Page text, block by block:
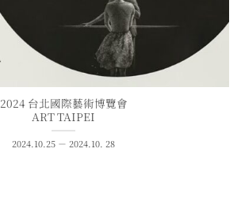
2024 台北國際藝術博覽會
ART TAIPEI
2024.10.25 － 2024.10. 28